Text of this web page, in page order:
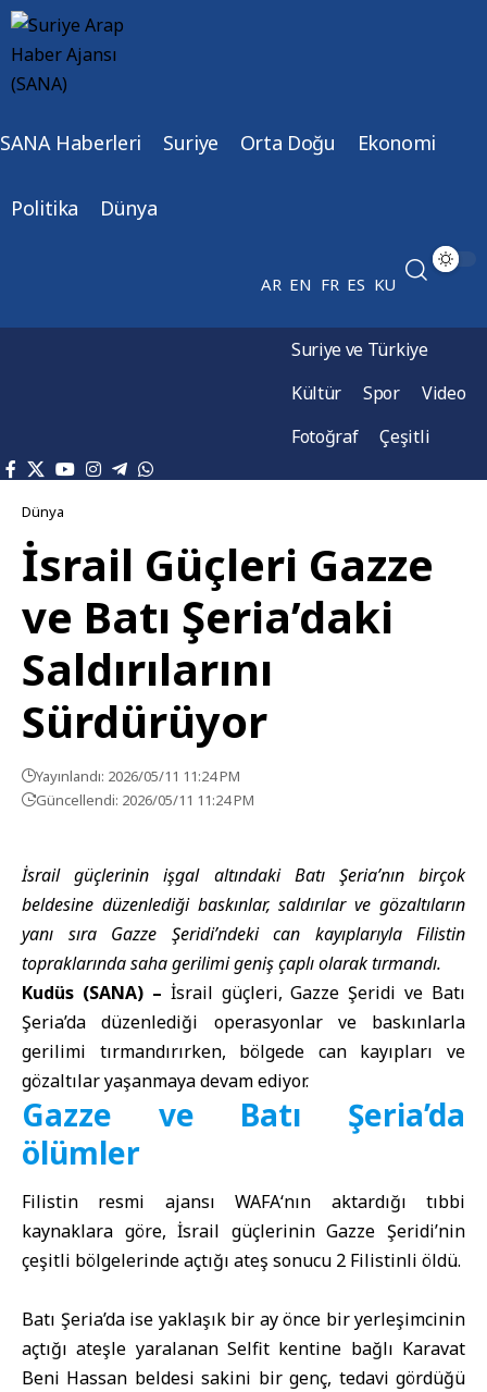
SANA Haberleri Suriye Orta Doğu Ekonomi
Politika Dünya
AR EN FR ES KU
Suriye ve Türkiye
Kültür
Spor
Video
Fotoğraf
Çeşitli
Dünya
İsrail Güçleri Gazze
ve Batı Şeria’daki
Saldırılarını
Sürdürüyor
Yayınlandı: 2026/05/11 11:24 PM
Güncellendi: 2026/05/11 11:24 PM
İsrail güçlerinin işgal altındaki Batı Şeria’nın birçok
beldesine düzenlediği baskınlar, saldırılar ve gözaltıların
yanı sıra Gazze Şeridi’ndeki can kayıplarıyla Filistin
topraklarında saha gerilimi geniş çaplı olarak tırmandı.
Kudüs (SANA) – İsrail güçleri, Gazze Şeridi ve Batı
Şeria’da düzenlediği operasyonlar ve baskınlarla
gerilimi tırmandırırken, bölgede can kayıpları ve
gözaltılar yaşanmaya devam ediyor.
Gazze ve Batı Şeria’da
ölümler
Filistin resmi ajansıWAFA‘nın aktardığı tıbbi
kaynaklara göre, İsrail güçlerinin Gazze Şeridi’nin
çeşitli bölgelerinde açtığı ateş sonucu 2 Filistinli öldü.
Batı Şeria’da ise yaklaşık bir ay önce bir yerleşimcinin
açtığı ateşle yaralanan Selfit kentine bağlı Karavat
Beni Hassan beldesi sakini bir genç, tedavi gördüğü